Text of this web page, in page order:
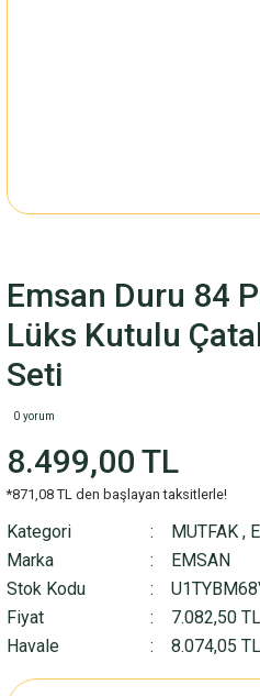
Emsan Duru 84
Lüks Kutulu
Seti
0 yorum
8.499,00 TL
*871,08 TL den başlayan taksitlerle!
Kategori MUTFAK ,
Marka
EMSAN
Stok Kodu
Fiyat
7.082,50
Havale
8.074,05